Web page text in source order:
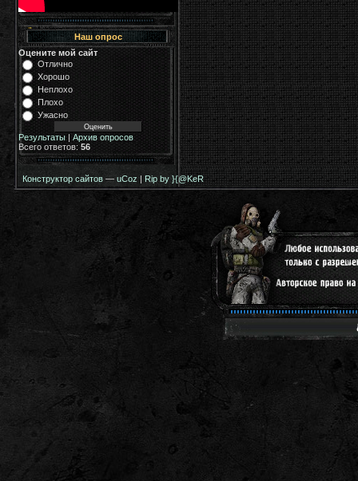
Наш опрос
Оцените мой сайт
Отлично
Хорошо
Неплохо
Плохо
Ужасно
Результаты | Архив опросов
Всего ответов: 56
Конструктор сайтов — uCoz | Rip by }{@KeR